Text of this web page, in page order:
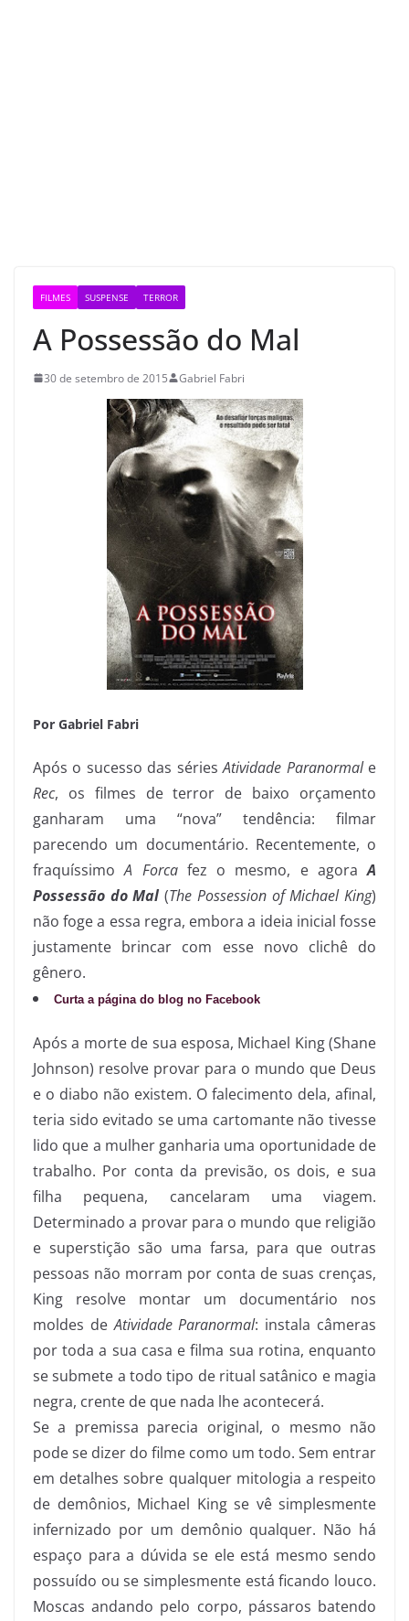
FILMES SUSPENSE TERROR
A Possessão do Mal
30 de setembro de 2015 Gabriel Fabri
Por Gabriel Fabri
Após o sucesso das sériesAtividade Paranormal e
Rec, os filmes de terror de baixo orçamento
ganharam uma “nova” tendência: filmar
parecendo um documentário. Recentemente, o
fraquíssimoA Forcafez o mesmo, e agoraA
Possessão do Mal(The Possession of Michael King)
não foge a essa regra, embora a ideia inicial fosse
justamente brincar com esse novo clichê do
gênero.
Curta a página do blog no Facebook
Após a morte de sua esposa, Michael King (Shane
Johnson) resolve provar para o mundo que Deus
e o diabo não existem. O falecimento dela, afinal,
teria sido evitado se uma cartomante não tivesse
lido que a mulher ganharia uma oportunidade de
trabalho. Por conta da previsão, os dois, e sua
filha pequena, cancelaram uma viagem.
Determinado a provar para o mundo que religião
e superstição são uma farsa, para que outras
pessoas não morram por conta de suas crenças,
King resolve montar um documentário nos
moldes deAtividade Paranormal: instala câmeras
por toda a sua casa e filma sua rotina, enquanto
se submete a todo tipo de ritual satânico e magia
negra, crente de que nada lhe acontecerá.
Se a premissa parecia original, o mesmo não
pode se dizer do filme como um todo. Sem entrar
em detalhes sobre qualquer mitologia a respeito
de demônios, Michael King se vê simplesmente
infernizado por um demônio qualquer. Não há
espaço para a dúvida se ele está mesmo sendo
possuído ou se simplesmente está ficando louco.
Moscas andando pelo corpo, pássaros batendo